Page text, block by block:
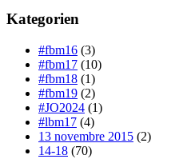
Kategorien
#fbm16 (3)
#fbm17 (10)
#fbm18 (1)
#fbm19 (2)
#JO2024 (1)
#lbm17 (4)
13 novembre 2015 (2)
14-18 (70)